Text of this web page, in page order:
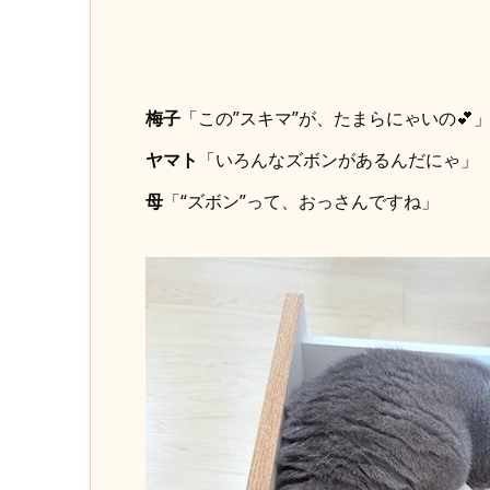
梅子「この”スキマ”が、たまらにゃいの💕」
ヤマト 「いろんなズボンがあるんだにゃ」
母「“ズボン”って、おっさんですね」